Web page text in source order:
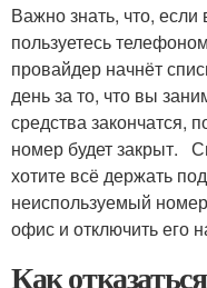
Важно знать, что, если
пользуетесь
провайдер начнёт
день за то, что вы
средства закончатся,
номер будет закрыт.
хотите всё держать
неиспользуемый
офис и отключить его
Как